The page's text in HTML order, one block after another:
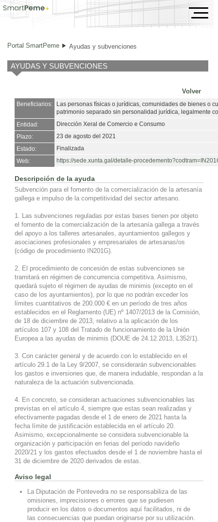
Ayudas y subvenciones
Portal SmartPeme Ayudas y subvenciones
AYUDAS Y SUBVENCIONES
Volver
Beneficiarios:
Las personas físicas o jurídicas, comunidades de bienes o
patrimonio separado sin personalidad jurídica, legalmente
Entidad:
Dirección Xeral de Comercio e Consumo
Plazo:
23 de agosto del 2021
Estado:
Finalizada
Web:
https://sede.xunta.gal/detalle-
Descripción de la ayuda
Subvención para el fomento de la comercialización de la artesanía
gallega e impulso de la competitividad del sector artesano.
1. Las subvenciones reguladas por estas bases tienen por objeto
el fomento de la comercialización de la artesanía gallega a través
del apoyo a los talleres artesanales, ayuntamientos gallegos y
asociaciones profesionales y empresariales de artesanas/os
(código de procedimiento IN201G).
2. El procedimiento de concesión de estas subvenciones se
tramitará en régimen de concurrencia competitiva. Asimismo,
quedará sujeto el régimen de ayudas de minimis (excepto en el
caso de los ayuntamientos), por lo que no podrán exceder los
límites cuantitativos de 200.000 € en un período de tres años
establecidos en el Reglamento (UE) nº 1407/2013 de la Comisión,
de 18 de diciembre de 2013, relativo a la aplicación de los
artículos 107 y 108 del Tratado de funcionamiento de la Unión
Europea a las ayudas de minimis (DOUE de 24.12.2013, L352/1).
3. Con carácter general y de acuerdo con lo establecido en el
artículo 29.1 de la Ley 9/2007, se considerarán subvencionables
los gastos e inversiones que, de manera indudable, respondan a la
naturaleza de la actuación subvencionada.
4. En concreto, se consideran actuaciones subvencionables las
previstas en el artículo 4, siempre que estas sean realizadas y
efectivamente pagadas desde el 1 de enero de 2021 hasta la
fecha límite de justificación establecida en el artículo 20.
Asimismo, excepcionalmente se considera subvencionable la
organización y participación en ferias del período navideño
2020/21 y los gastos efectuados desde el 1 de noviembre hasta el
31 de diciembre de 2020 derivados de estas.
Aviso legal
La Diputación de Pontevedra no se responsabiliza de las
omisiones, imprecisiones o errores que se pudiesen
producir en los datos o documentos aquí facilitados, ni de
las consecuencias que puedan originarse por su utilización.